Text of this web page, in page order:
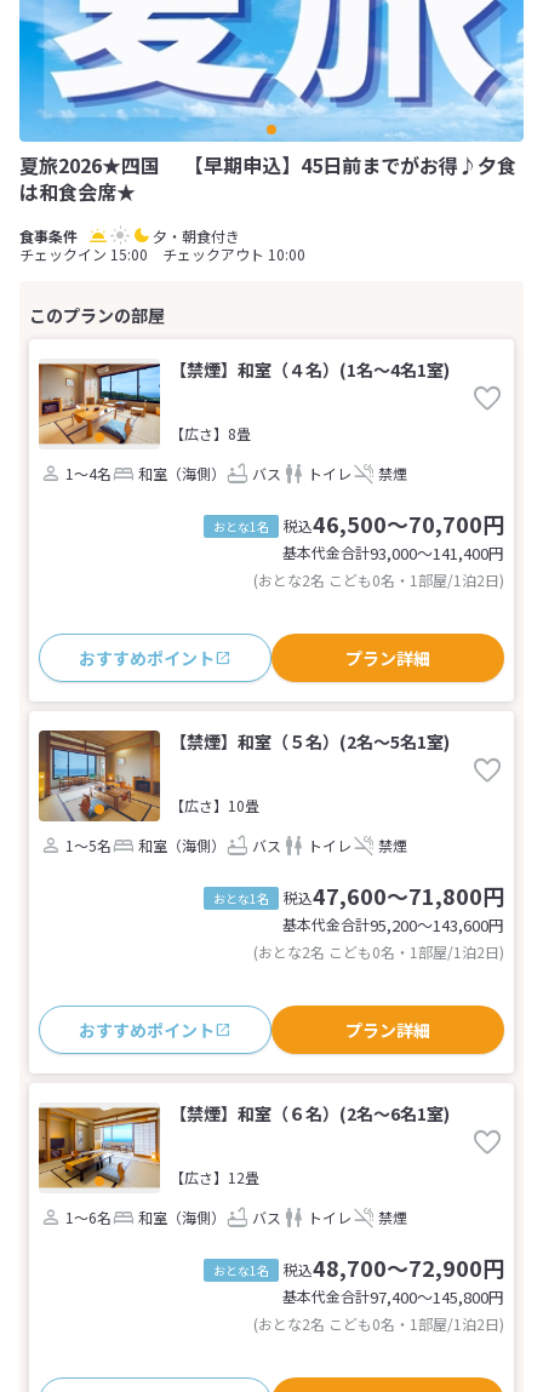
夏旅2026★四国 【早期申込】45日前までがお得♪夕食
は和食会席★
夕・朝食付き
チェックイン 15:00 チェックアウト 10:00
【禁煙】和室（４名）(1名～4名1室)
【広さ】8畳
1～4名
和室（海側） バス トイレ 禁煙
おとな1名 税込46,500～70,700円
基本代金合計93,000〜141,400円
(おとな2名 こども0名・1部屋/1泊2日)
おすすめポイント プラン詳細
【禁煙】和室（５名）(2名～5名1室)
【広さ】10畳
1～5名
和室（海側） バス トイレ 禁煙
おとな1名 税込47,600～71,800円
基本代金合計95,200〜143,600円
(おとな2名 こども0名・1部屋/1泊2日)
おすすめポイント プラン詳細
【禁煙】和室（６名）(2名～6名1室)
【広さ】12畳
1～6名
和室（海側） バス トイレ 禁煙
おとな1名 税込48,700～72,900円
基本代金合計97,400〜145,800円
(おとな2名 こども0名・1部屋/1泊2日)